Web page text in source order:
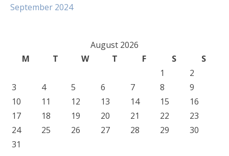
September 2024
August 2026
M
T W T F S
S
1
2
3
4 5 6 7 8
9
10
11 12 13 14 15
16
17
18 19 20 21 22
23
24
25 26 27 28 29
30
31